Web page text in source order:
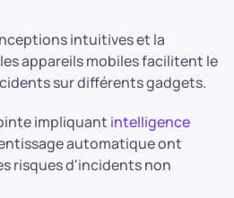
intuitives et la
appareils mobiles facilitent le
sur différents gadgets.
impliquant intelligence
automatique ont
risques d'incidents non